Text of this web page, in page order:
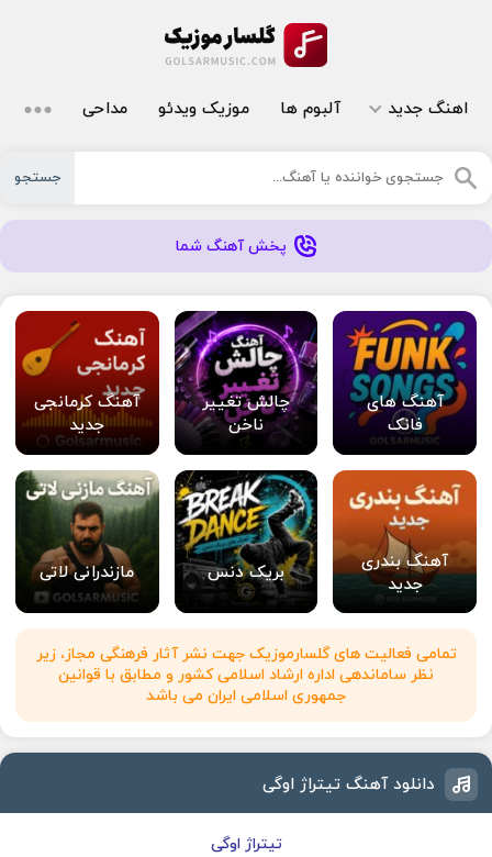
اهنگ جدید آلبوم ها موزیک ویدئو مداحی
جستجو
پخش آهنگ شما
آهنگ های
فانک
چالش تغییر
ناخن
آهنگ کرمانجی
جدید
آهنگ بندری
جدید
بریک دنس مازندرانی لاتی
تمامی فعالیت های گلسارموزیک جهت نشر آثار فرهنگی مجاز، زیر
نظر ساماندهی اداره ارشاد اسلامی کشور و مطابق با قوانین
جمهوری اسلامی ایران می باشد
دانلود آهنگ تيتراژ اوگی
تيتراژ اوگی